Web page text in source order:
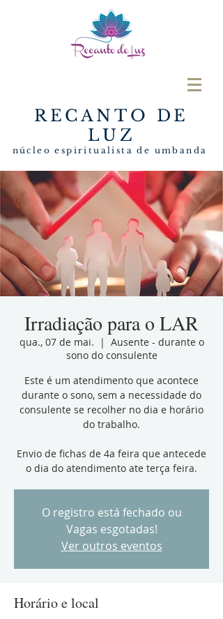
RECANTO DE
LUZ
núcleo espiritualista de umbanda
Irradiação para o LAR
qua., 07 de mai.
  |
Ausente - durante o
sono do consulente
Este é um atendimento que acontece
durante o sono, sem a necessidade do
consulente se recolher no dia e horário
do trabalho.
Envio de fichas de 4a feira que antecede
o dia do atendimento ate terça feira.
O registro está fechado ou
Vagas esgotadas!
Ver outros eventos
Horário e local